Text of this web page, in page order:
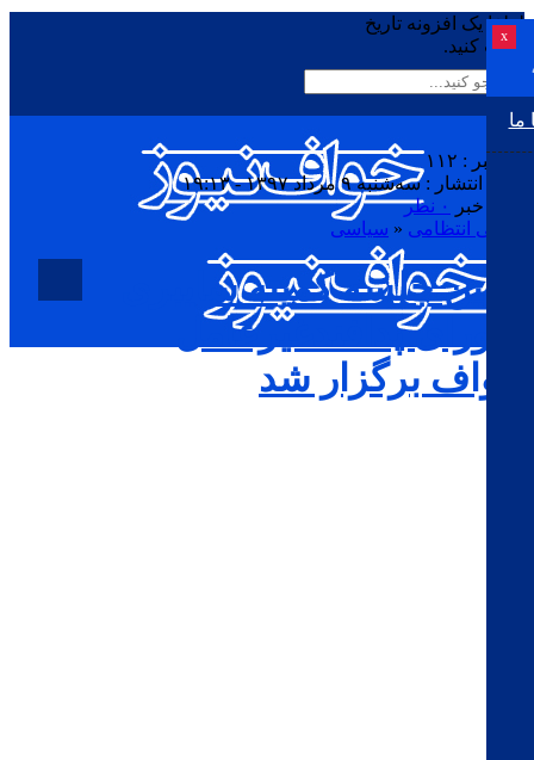
لطفا یک افزونه تاریخ
نصب کنید.
x
ما
کد خبر : ۱۱۲
تاریخ انتشار : سه‌شنبه ۹ مرداد ۱۳۹۷ - ۱۹:۱۳
چاپ خبر
۰ نظر
امنیتی انتظامی « سیاسی
اولین جلسه کمیته سایبری
شورای پدافندغیرعامل
خواف برگزار شد